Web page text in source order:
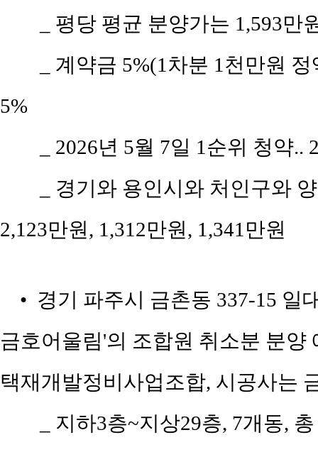
_ 평당 평균 분양가는 1,593
_ 계약금 5%(1차분 1천만원
5%
_ 2026년 5월 7일 1순위 청약
_ 경기와 용인시와 처인구와
2,123만원, 1,312만원, 1,341만원
• 경기 파주시 금촌동 337-15 일
금호어울림'의 조합원 취소분 분
택재개발정비사업조합, 시공사는
_ 지하3층~지상29층, 7개동,